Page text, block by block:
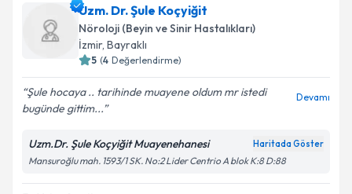
Kişisel verilerimin işlenmesine ilişkin
Metni'ni okudum ve kişisel verilerimin belirtilen
kapsamda işlenmesini kabul ediyorum.
Takvim Talebini Gönder
Uzm. Dr. Şule Koçyiğit
Nöroloji (Beyin ve Sinir Hastalıkları)
İzmir, Bayraklı
5 (4 Değerlendirme)
Şule hocaya .. tarihinde muayene oldum mr istedi
bugünde gittim...
Devamı
Uzm.Dr. Şule Koçyiğit Muayenehanesi Haritada Göster
Mansuroğlu mah. 1593/1 SK. No:2 Lider Centrio A blok K:8 D:88